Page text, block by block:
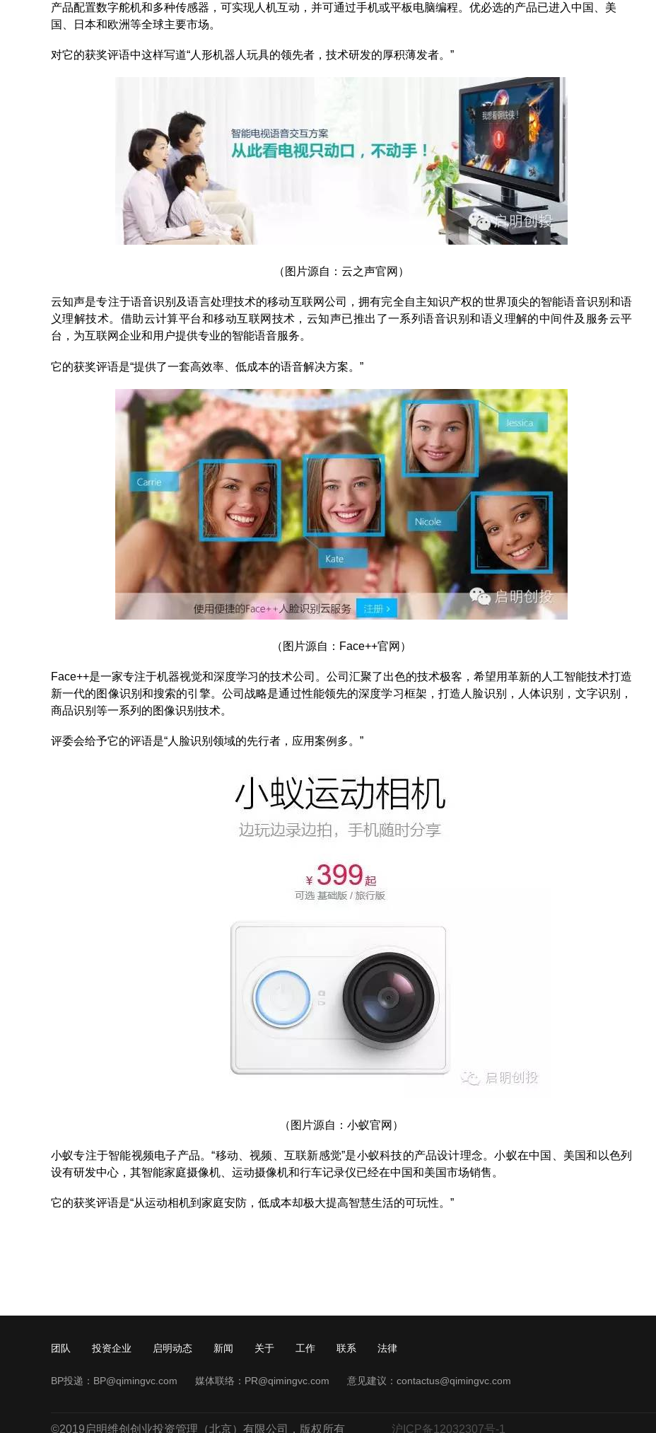
产品配置数字舵机和多种传感器，可实现人机互动，并可通过手机或平板电脑编程。优必选的产品已进入中国、美
国、日本和欧洲等全球主要市场。
对它的获奖评语中这样写道“人形机器人玩具的领先者，技术研发的厚积薄发者。”
（图片源自：云之声官网）
云知声是专注于语音识别及语言处理技术的移动互联网公司，拥有完全自主知识产权的世界顶尖的智能语音识别和语
义理解技术。借助云计算平台和移动互联网技术，云知声已推出了一系列语音识别和语义理解的中间件及服务云平
台，为互联网企业和用户提供专业的智能语音服务。
它的获奖评语是“提供了一套高效率、低成本的语音解决方案。”
（图片源自：Face++官网）
Face++是一家专注于机器视觉和深度学习的技术公司。公司汇聚了出色的技术极客，希望用革新的人工智能技术打造
新一代的图像识别和搜索的引擎。公司战略是通过性能领先的深度学习框架，打造人脸识别，人体识别，文字识别，
商品识别等一系列的图像识别技术。
评委会给予它的评语是“人脸识别领域的先行者，应用案例多。”
（图片源自：小蚁官网）
小蚁专注于智能视频电子产品。“移动、视频、互联新感觉”是小蚁科技的产品设计理念。小蚁在中国、美国和以色列
设有研发中心，其智能家庭摄像机、运动摄像机和行车记录仪已经在中国和美国市场销售。
它的获奖评语是“从运动相机到家庭安防，低成本却极大提高智慧生活的可玩性。”
团队 投资企业 启明动态 新闻 关于 工作 联系 法律
BP投递： BP@qimingvc.com 媒体联络： PR@qimingvc.com 意见建议： contactus@qimingvc.com
©2019启明维创创业投资管理（北京）有限公司，版权所有 沪ICP备12032307号-1